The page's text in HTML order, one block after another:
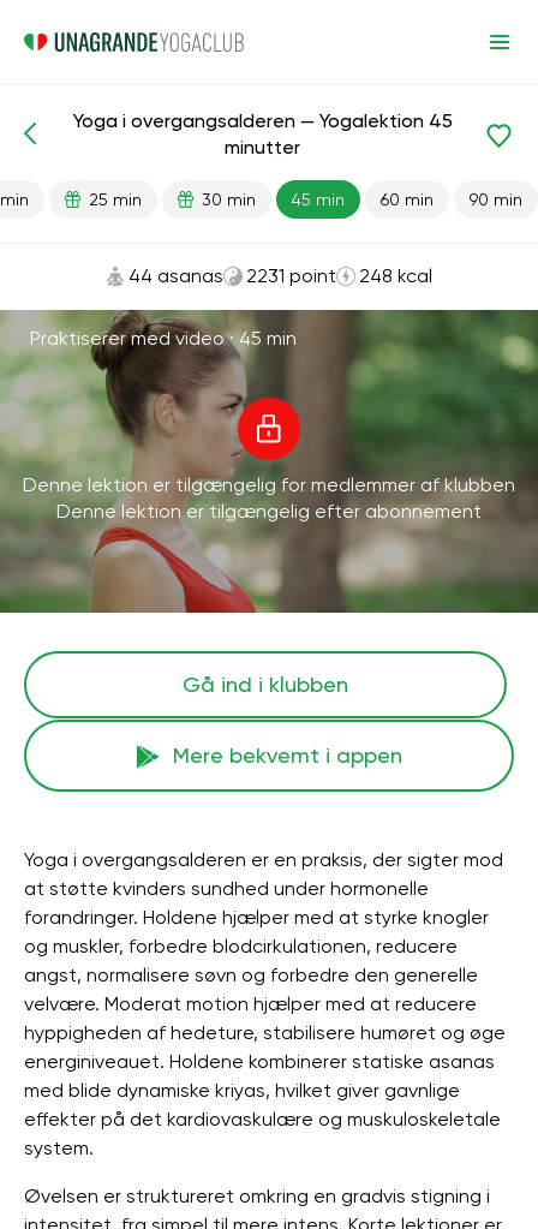
Færdiglavede lektioner Alder
Yoga i overgangsalderen — Yogalektion 45
minutter
25 min 30 min 45 min 60 min 90 min
44 asanas 2231 point 248 kcal
Praktiserer med video ·45 min
Denne lektion er tilgængelig for medlemmer af klubben
Denne lektion er tilgængelig efter abonnement
Gå ind i klubben
Mere bekvemt i appen
Yoga i overgangsalderen er en praksis, der sigter mod
at støtte kvinders sundhed under hormonelle
forandringer. Holdene hjælper med at styrke knogler
og muskler, forbedre blodcirkulationen, reducere
angst, normalisere søvn og forbedre den generelle
velvære. Moderat motion hjælper med at reducere
hyppigheden af ​​hedeture, stabilisere humøret og øge
energiniveauet. Holdene kombinerer statiske asanas
med blide dynamiske kriyas, hvilket giver gavnlige
effekter på det kardiovaskulære og muskuloskeletale
system.
Øvelsen er struktureret omkring en gradvis stigning i